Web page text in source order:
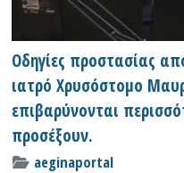
Οδηγίες προστασίας
ιατρό Χρυσόστομο
επιβαρύνονται
προσέξουν.
aeginaportal